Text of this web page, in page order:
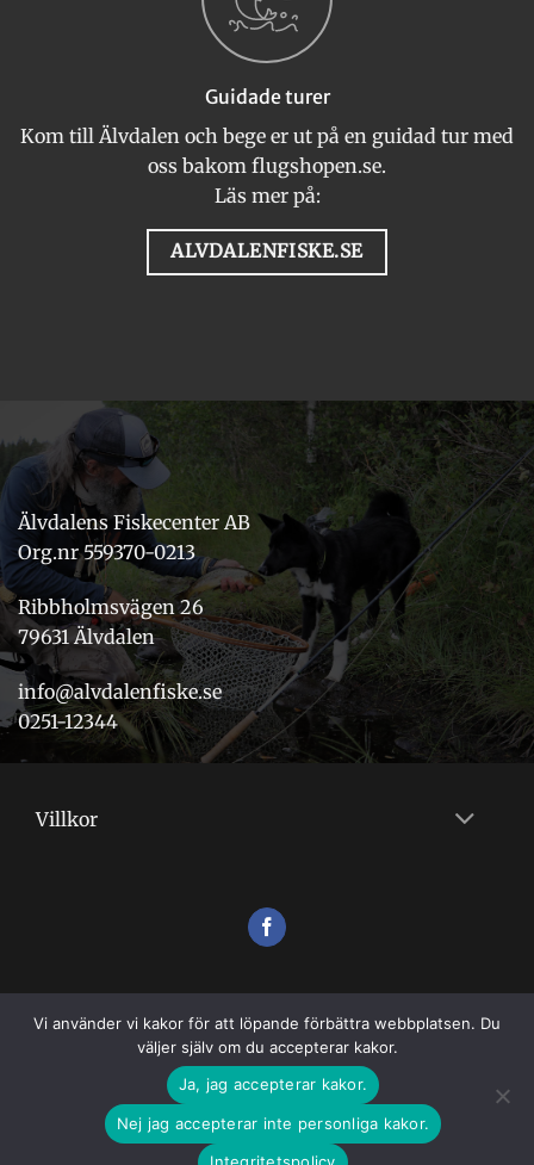
Guidade turer
Kom till Älvdalen och bege er ut på en guidad tur med
oss bakom flugshopen.se.
Läs mer på:
ALVDALENFISKE.SE
Älvdalens Fiskecenter AB
Org.nr 559370-0213
Ribbholmsvägen 26
79631 Älvdalen
info@alvdalenfiske.se
0251-12344
Villkor
VILLKOR
Vi använder vi kakor för att löpande förbättra webbplatsen. Du
väljer själv om du accepterar kakor.
Ja, jag accepterar kakor.
Nej jag accepterar inte personliga kakor.